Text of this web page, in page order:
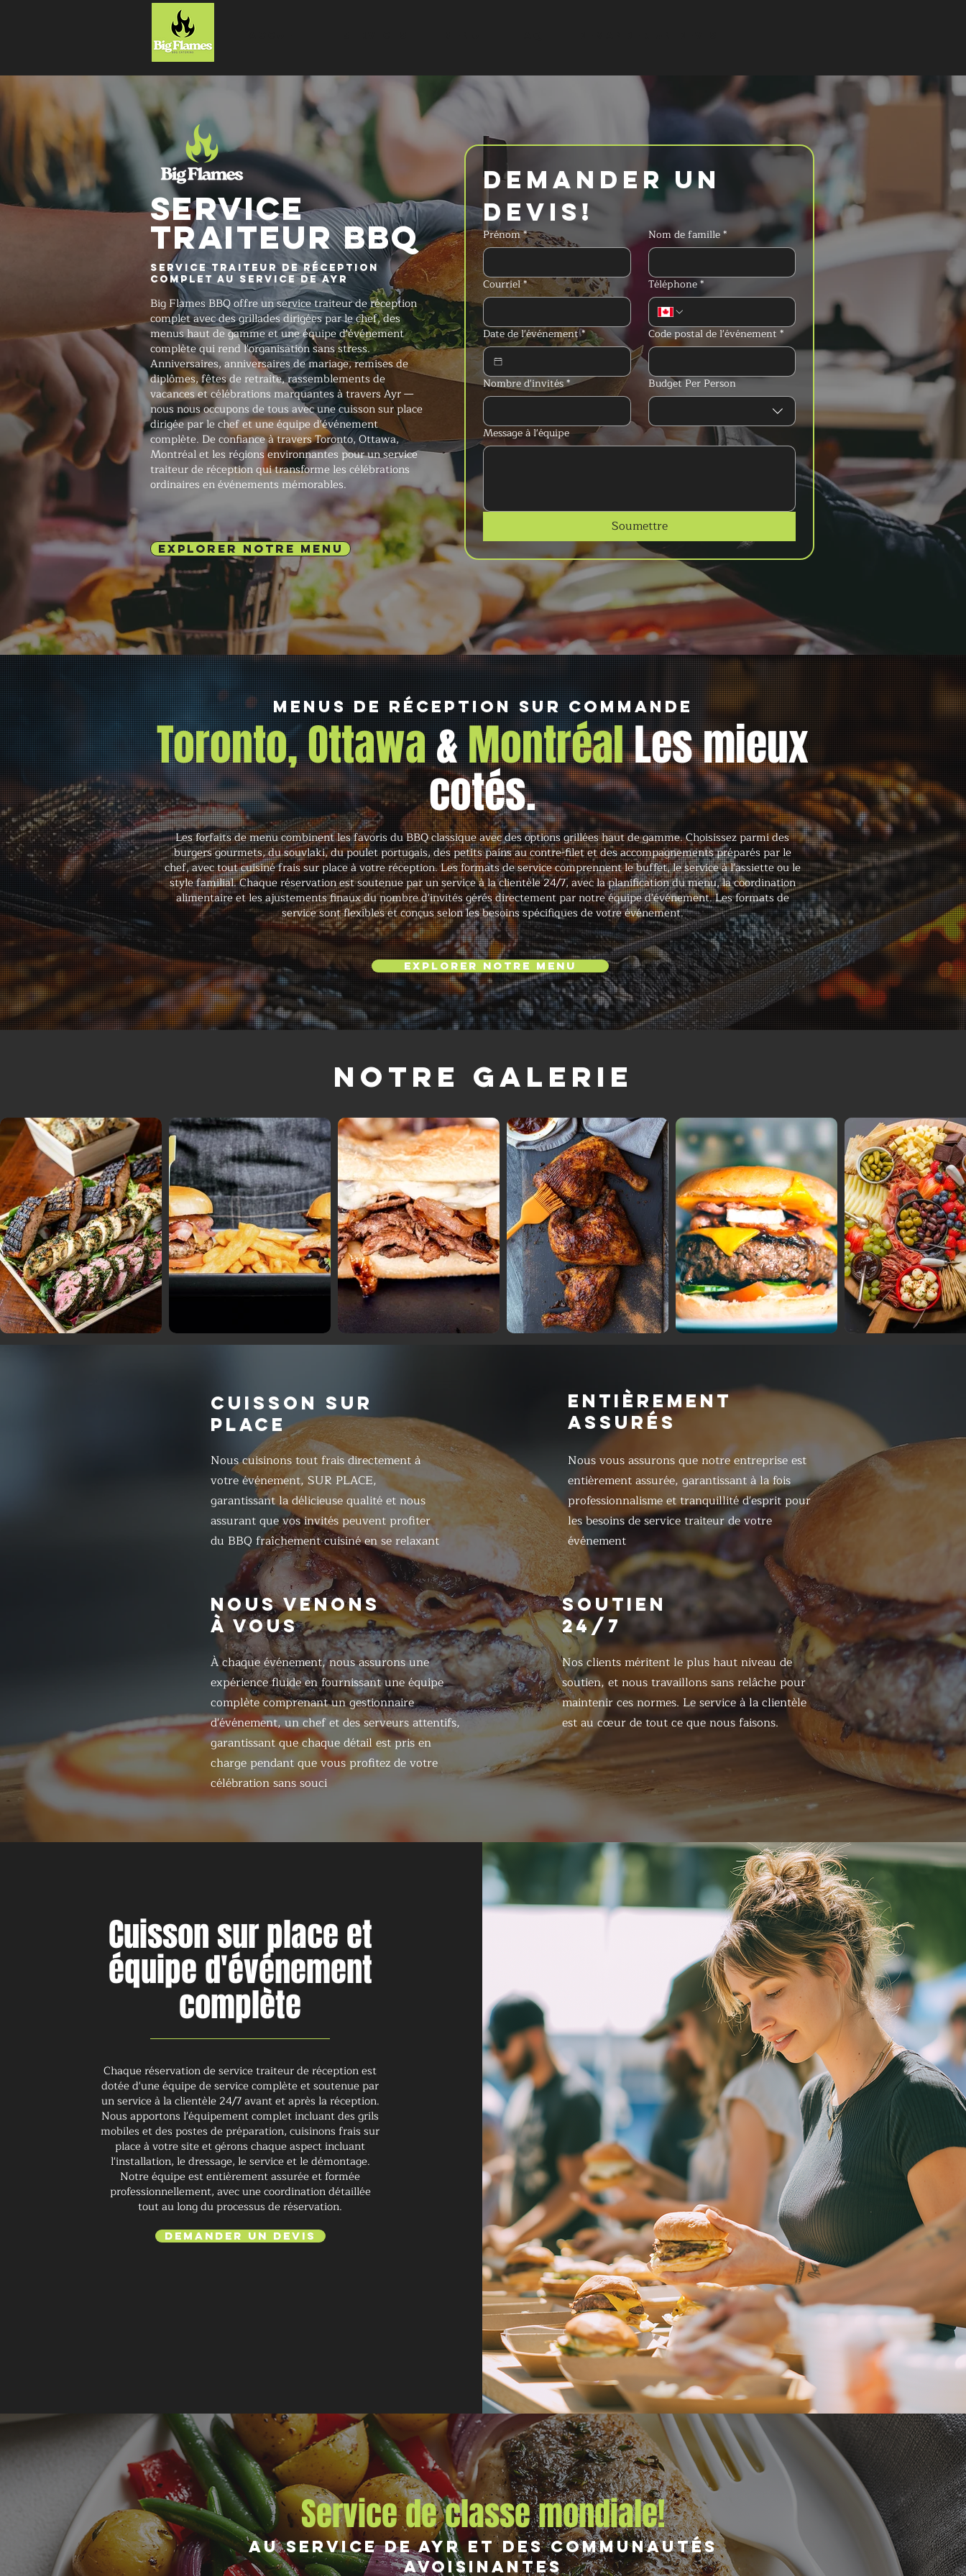
SERVICE
TRAITEUR BBQ
Service traiteur de réception
complet Au service de Ayr
Big Flames BBQ offre un service traiteur de réception
complet avec des grillades dirigées par le chef, des
menus haut de gamme et une équipe d'événement
complète qui rend l'organisation sans stress.
Anniversaires, anniversaires de mariage, remises de
diplômes, fêtes de retraite, rassemblements de
vacances et célébrations marquantes à travers Ayr —
nous nous occupons de tous avec une cuisson sur place
dirigée par le chef et une équipe d'événement
complète. De confiance à travers Toronto, Ottawa,
Montréal et les régions environnantes pour un service
traiteur de réception qui transforme les célébrations
ordinaires en événements mémorables.
EXPLORER NOTRE MENU
Demander un
devis!
Prénom* Nom de famille*
Courriel* Téléphone*
Date de l'événement* Code postal de l'événement *
Nombre d'invités* Budget Per Person
Message à l'équipe
Soumettre
Menus de réception sur commande
Toronto, Ottawa&MontréalLes mieux
cotés.
Les forfaits de menu combinent les favoris du BBQ classique avec des options grillées haut de gamme. Choisissez parmi des
burgers gourmets, du souvlaki, du poulet portugais, des petits pains au contre-filet et des accompagnements préparés par le
chef, avec tout cuisiné frais sur place à votre réception. Les formats de service comprennent le buffet, le service à l'assiette ou le
style familial. Chaque réservation est soutenue par un service à la clientèle 24/7, avec la planification du menu, la coordination
alimentaire et les ajustements finaux du nombre d'invités gérés directement par notre équipe d'événement. Les formats de
service sont flexibles et conçus selon les besoins spécifiques de votre événement.
Explorer notre menu
Notre galerie
CUISSON SUR
PLACE
Nous cuisinons tout frais directement à
votre événement, SUR PLACE,
garantissant la délicieuse qualité et nous
assurant que vos invités peuvent profiter
du BBQ fraîchement cuisiné en se relaxant
ENTIÈREMENT
ASSURÉS
Nous vous assurons que notre entreprise est
entièrement assurée, garantissant à la fois
professionnalisme et tranquillité d'esprit pour
les besoins de service traiteur de votre
événement
NOUS VENONS
À VOUS
À chaque événement, nous assurons une
expérience fluide en fournissant une équipe
complète comprenant un gestionnaire
d'événement, un chef et des serveurs attentifs,
garantissant que chaque détail est pris en
charge pendant que vous profitez de votre
célébration sans souci
SOUTIEN
24/7
Nos clients méritent le plus haut niveau de
soutien, et nous travaillons sans relâche pour
maintenir ces normes. Le service à la clientèle
est au cœur de tout ce que nous faisons.
Cuisson sur place et
équipe d'événement
complète
Chaque réservation de service traiteur de réception est
dotée d'une équipe de service complète et soutenue par
un service à la clientèle 24/7 avant et après la réception.
Nous apportons l'équipement complet incluant des grils
mobiles et des postes de préparation, cuisinons frais sur
place à votre site et gérons chaque aspect incluant
l'installation, le dressage, le service et le démontage.
Notre équipe est entièrement assurée et formée
professionnellement, avec une coordination détaillée
tout au long du processus de réservation.
Demander un devis
Service de classe mondiale!
Au service de Ayr et des communautés
avoisinantes